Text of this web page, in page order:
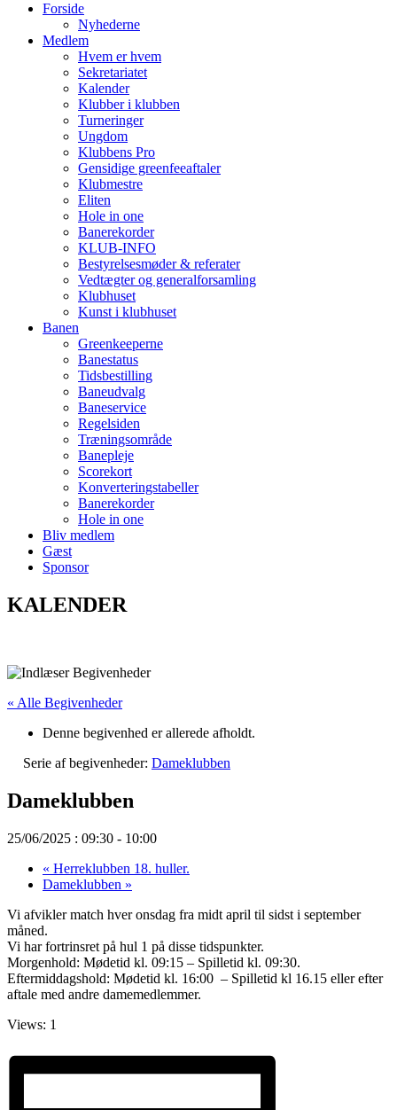
Forside
Nyhederne
Medlem
Hvem er hvem
Sekretariatet
Kalender
Klubber i klubben
Turneringer
Ungdom
Klubbens Pro
Gensidige greenfeeaftaler
Klubmestre
Eliten
Hole in one
Banerekorder
KLUB-INFO
Bestyrelsesmøder & referater
Vedtægter og generalforsamling
Klubhuset
Kunst i klubhuset
Banen
Greenkeeperne
Banestatus
Tidsbestilling
Baneudvalg
Baneservice
Regelsiden
Træningsområde
Banepleje
Scorekort
Konverteringstabeller
Banerekorder
Hole in one
Bliv medlem
Gæst
Sponsor
KALENDER
« Alle Begivenheder
Denne begivenhed er allerede afholdt.
Serie af begivenheder: Dameklubben
Dameklubben
25/06/2025 : 09:30 - 10:00
« Herreklubben 18. huller.
Dameklubben »
Vi afvikler match hver onsdag fra midt april til sidst i september
måned.
Vi har fortrinsret på hul 1 på disse tidspunkter.
Morgenhold: Mødetid kl. 09:15 – Spilletid kl. 09:30.
Eftermiddagshold: Mødetid kl. 16:00 – Spilletid kl 16.15 eller efter
aftale med andre damemedlemmer.
Views: 1